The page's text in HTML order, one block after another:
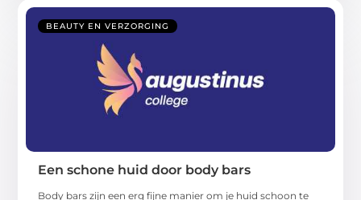
BEAUTY EN VERZORGING
Een schone huid door body bars
Body bars zijn een erg fijne manier om je huid schoon te